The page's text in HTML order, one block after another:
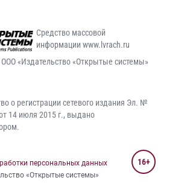
Средство массовой
информации www.lvrach.ru
«Издательство «Открытые системы»
о регистрации сетевого издания Эл. №
14 июля 2015 г., выдано
персональных данных
«Открытые системы»
16+